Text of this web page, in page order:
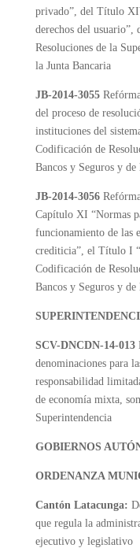
privado”, del Título
derechos del
Resoluciones de la
la Junta Bancaria
JB-2014-3055
del proceso de
instituciones del
Codificación de
Bancos y Seguros y de
JB-2014-3056
Capítulo XI “Normas
funcionamiento de las
crediticia”, el Título I
Codificación de
Bancos y Seguros y de
SCV-DNCDN-14-013
denominaciones para
responsabilidad
de economía mixta,
Superintendencia
GOBIERNOS
ORDENANZA
Cantón Latacunga:
que regula la
ejecutivo y legislativo